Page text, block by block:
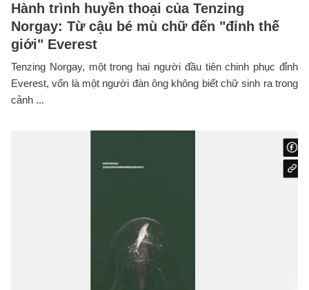
Hành trình huyền thoại của Tenzing
Norgay: Từ cậu bé mù chữ đến "đỉnh thế
giới" Everest
Tenzing Norgay, một trong hai người đầu tiên chinh phục đỉnh
Everest, vốn là một người đàn ông không biết chữ sinh ra trong
cảnh ...